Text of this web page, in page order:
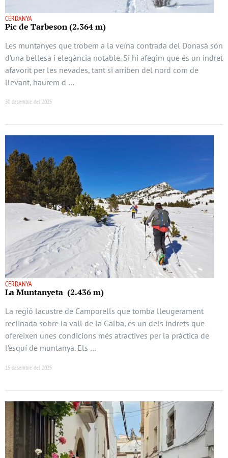
CERDANYA
Pic de Tarbeson (2.364 m)
Les muntanyes que trobem a la veïna contrada del Donasà són
d’una bellesa i elegància notable. Si hi afegim que és un indret
afavorit per les nevades, tant si arriben del nord com de
llevant, haurem d …
30 desembre del 2025
CERDANYA
La Muntanyeta (2.436 m)
La regió lacustre de Camporells que tomba lleugerament
reclinada sobre la vall de la Galba, és un dels indrets que
ofereixen unes condicions més atractives per la pràctica de
l’esquí de muntanya. Els …
15 desembre del 2025